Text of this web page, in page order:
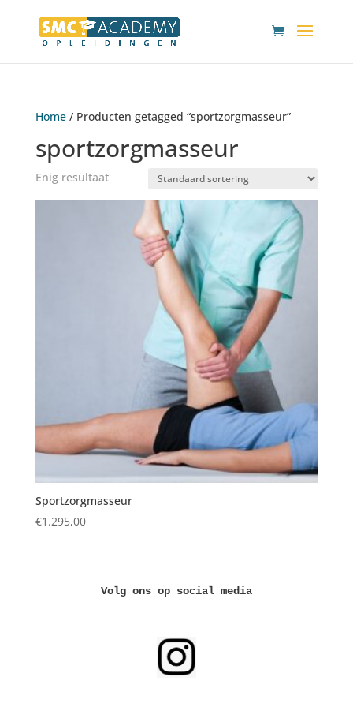
Home/ Producten getagged “sportzorgmasseur”
sportzorgmasseur
Enig resultaat
Sportzorgmasseur
€1.295,00
Volg ons op social media